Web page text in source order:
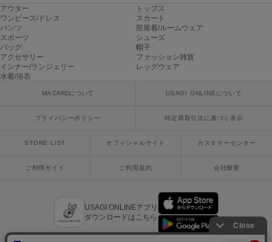
アウター
トップス
ワンピース/ドレス
スカート
パンツ
部屋着/ルームウェア
スポーツ
シューズ
バッグ
帽子
アクセサリー
ファッション雑貨
インナー/ランジェリー
レッグウェア
水着/浴衣
MA CARDについて USAGI ONLINEについて
プライバシーポリシー 特定商取引法に基づく表示
STORE LIST オフィシャルサイト カスタマーセンター
ご利用ガイド ご利用規約 会社概要
USAGI ONLINEアプリ
ダウンロードはこちら